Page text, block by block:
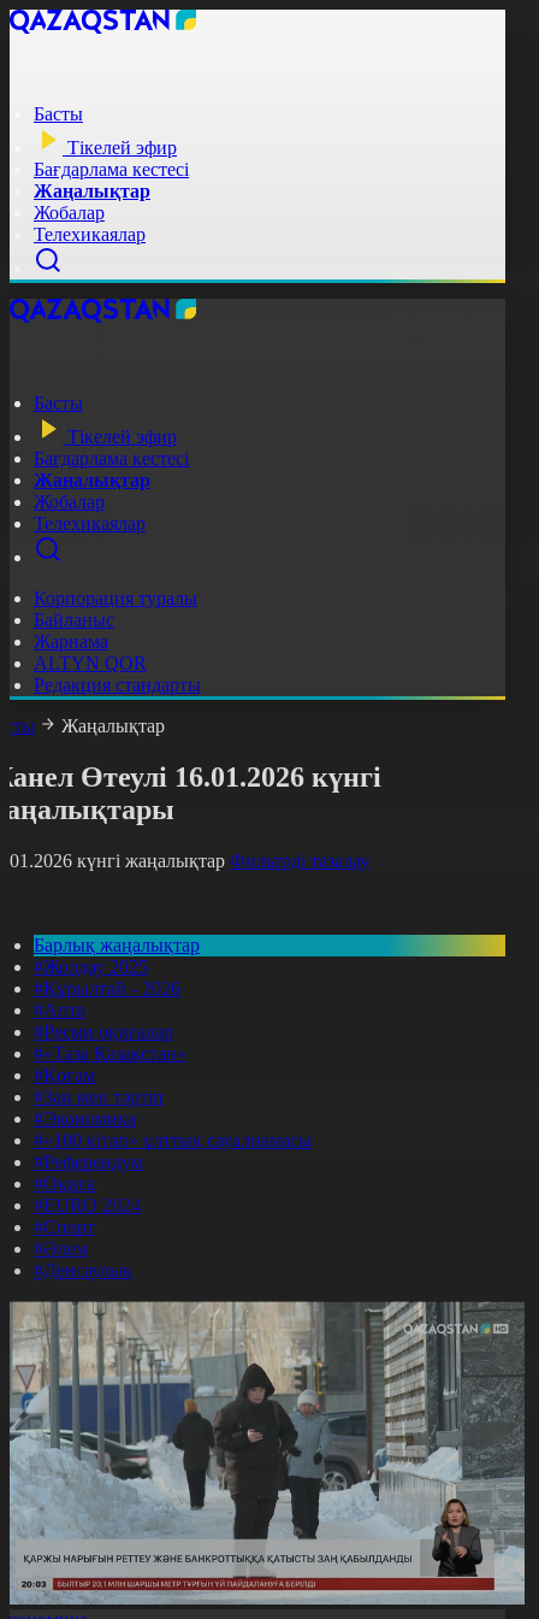
Басты
Тікелей эфир
Бағдарлама кестесі
Жаңалықтар
Жобалар
Телехикаялар
Басты
Тікелей эфир
Бағдарлама кестесі
Жаңалықтар
Жобалар
Телехикаялар
Корпорация туралы
Байланыс
Жарнама
ALTYN QOR
Редакция стандарты
Жаңалықтар
Өтеулі 16.01.2026 күнгі
күнгі жаңалықтар Фильтрді тазалау
Барлық жаңалықтар
#Жолдау 2025
#Құрылтай - 2026
#Апта
#Ресми оқиғалар
#«Таза Қазақстан»
#Қоғам
#Заң мен тәртіп
#Экономика
#«100 кітап» ұлттық сауалнамасы
#Референдум
#Оқиға
#EURO 2024
#Спорт
#Әлем
#Денсаулық